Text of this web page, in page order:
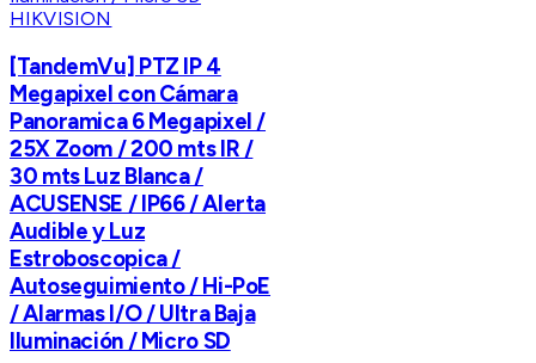
HIKVISION
[TandemVu] PTZ IP 4
Megapixel con Cámara
Panoramica 6 Megapixel /
25X Zoom / 200 mts IR /
30 mts Luz Blanca /
ACUSENSE / IP66 / Alerta
Audible y Luz
Estroboscopica /
Autoseguimiento / Hi-PoE
/ Alarmas I/O / Ultra Baja
Iluminación / Micro SD